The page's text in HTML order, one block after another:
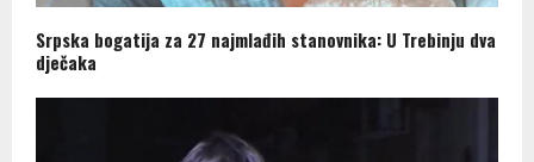
Srpska bogatija za 27 najmlađih stanovnika: U Trebinju dva
dječaka